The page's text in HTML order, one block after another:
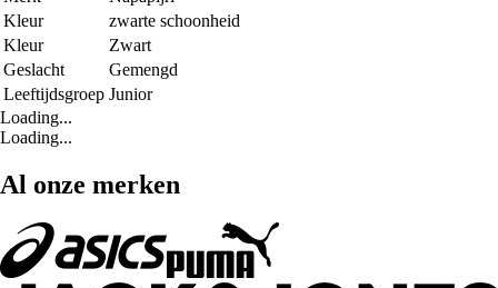
Kleur
zwarte schoonheid
Kleur
Zwart
Geslacht
Gemengd
Leeftijdsgroep Junior
Loading...
Loading...
Al onze merken